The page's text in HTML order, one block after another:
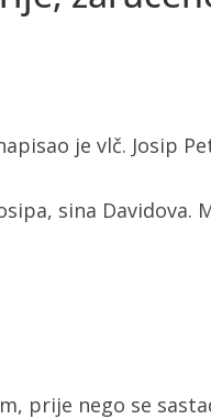
je vlč. Josip
sina Davidova.
prije nego se